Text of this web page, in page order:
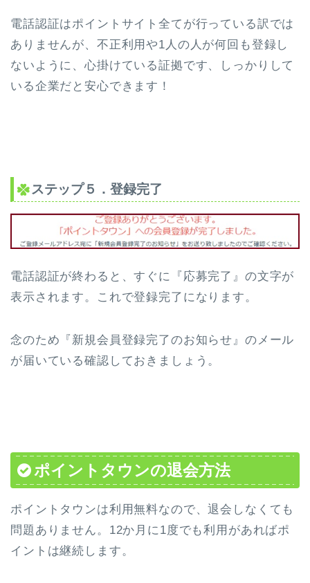
電話認証はポイントサイト全てが行っている訳では
ありませんが、不正利用や1人の人が何回も登録し
ないように、心掛けている証拠です、しっかりして
いる企業だと安心できます！
ステップ５．登録完了
電話認証が終わると、すぐに『応募完了』の文字が
表示されます。これで登録完了になります。
念のため『新規会員登録完了のお知らせ』のメール
が届いている確認しておきましょう。
ポイントタウンの退会方法
ポイントタウンは利用無料なので、退会しなくても
問題ありません。12か月に1度でも利用があればポ
イントは継続します。